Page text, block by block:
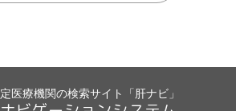
医療機関の検索サイト「肝ナビ」